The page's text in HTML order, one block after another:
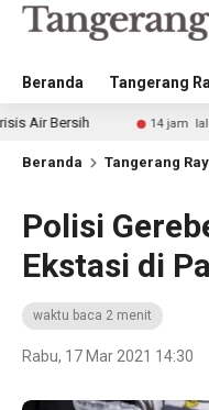
Beranda Tangerang
14 jam lalu
Beranda Tangerang
Polisi
Ekstasi di
waktu baca 2 menit
Rabu, 17 Mar 2021 14:30